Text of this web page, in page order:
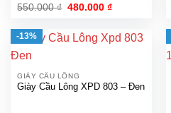
550.000₫ Giá
550.000 ₫.
480.000₫Giá
là:
480.000 ₫.
-13%
GIÀY CẦU LÔNG
Giày Cầu Lông XPD 803 – Đen